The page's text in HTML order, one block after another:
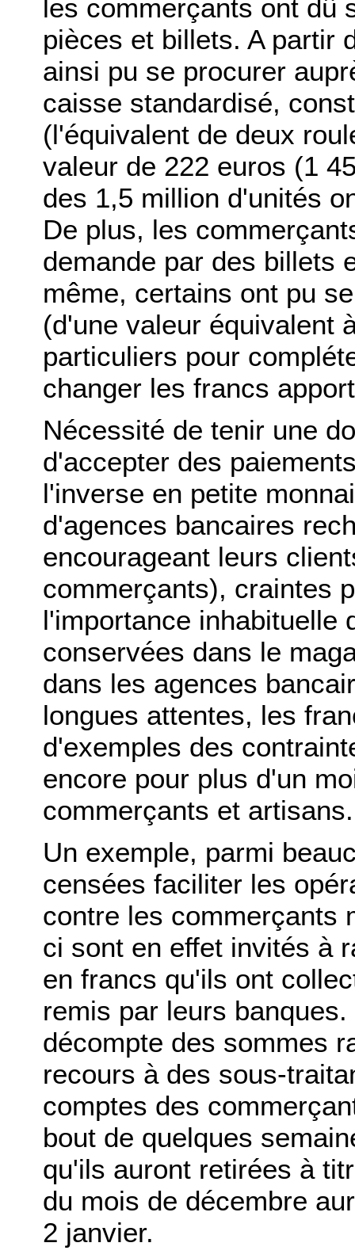
les commerçants ont dû
pièces et billets. A partir
ainsi pu se procurer
caisse standardisé,
(l'équivalent de deux
valeur de 222 euros (1
des 1,5 million d'unités
De plus, les
demande par des billets
même, certains ont pu
(d'une valeur équivalent
particuliers pour
changer les francs
Nécessité de tenir une
d'accepter des
l'inverse en petite
d'agences bancaires
encourageant leurs
commerçants), craintes
l'importance inhabituelle
conservées dans le
dans les agences
longues attentes, les
d'exemples des
encore pour plus d'un
commerçants et artisans.
Un exemple, parmi
censées faciliter les
contre les commerçants
ci sont en effet invités à
en francs qu'ils ont
remis par leurs
décompte des sommes
recours à des sous-
comptes des
bout de quelques
qu'ils auront retirées à
du mois de décembre
2 janvier.